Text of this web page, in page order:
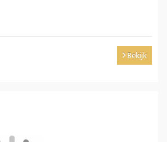
Bekijk